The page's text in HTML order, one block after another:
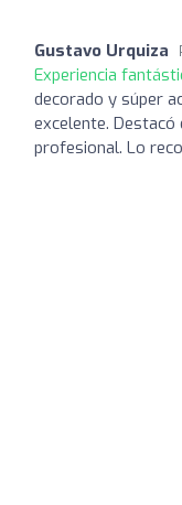
Gustavo Urquiza
Experiencia
decorado y súper
excelente.
profesional. Lo